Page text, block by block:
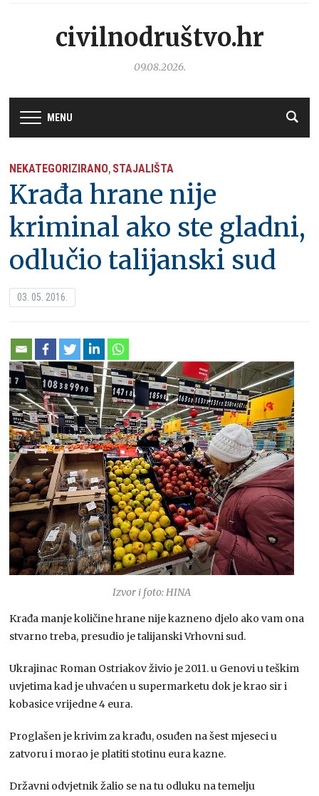
civilnodruštvo.hr
09.08.2026.
MENU
NEKATEGORIZIRANO, STAJALIŠTA
Krađa hrane nije
kriminal ako ste gladni,
odlučio talijanski sud
03. 05. 2016.
Izvor i foto: HINA
Krađa manje količine hrane nije kazneno djelo ako vam ona
stvarno treba, presudio je talijanski Vrhovni sud.
Ukrajinac Roman Ostriakov živio je 2011. u Genovi u teškim
uvjetima kad je uhvaćen u supermarketu dok je krao sir i
kobasice vrijedne 4 eura.
Proglašen je krivim za krađu, osuđen na šest mjeseci u
zatvoru i morao je platiti stotinu eura kazne.
Državni odvjetnik žalio se na tu odluku na temelju